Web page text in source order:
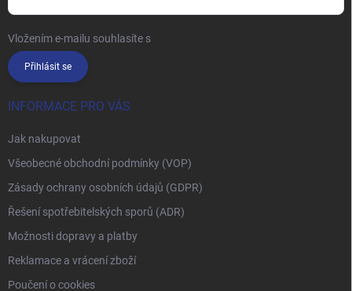
Vložením e-mailu souhlasíte s
Přihlásit se
INFORMACE PRO VÁS
Jak nakupovat
Všeobecné obchodní podmínky (VOP)
Zásady ochrany osobních údajů (GDPR)
Řešení spotřebitelských sporů (ADR)
Možnosti dopravy a platby
Reklamace a vrácení zboží
Poučení o cookies